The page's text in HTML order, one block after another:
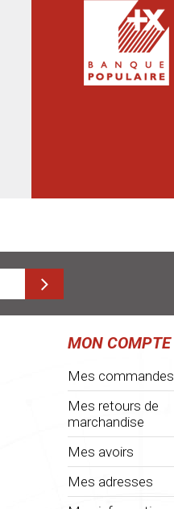
MON COMPTE
Mes commandes
Mes retours de
marchandise
Mes avoirs
Mes adresses